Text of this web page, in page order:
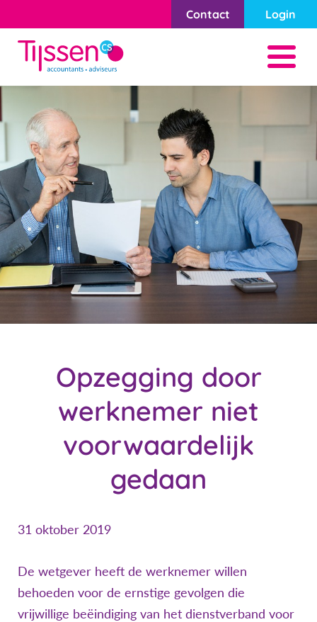
Contact Login
Opzegging door
werknemer niet
voorwaardelijk
gedaan
31 oktober 2019
De wetgever heeft de werknemer willen
behoeden voor de ernstige gevolgen die
vrijwillige beëindiging van het dienstverband voor